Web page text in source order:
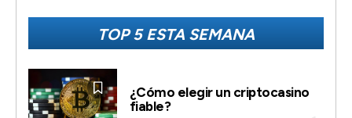
TOP 5 ESTA SEMANA
¿Cómo elegir un criptocasino
fiable?